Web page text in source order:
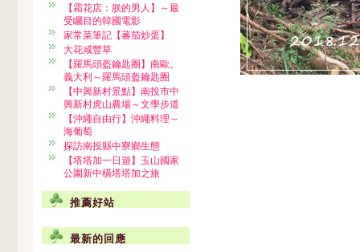
【霜花店：朕的男人】～最
受矚目的韓國電影
家常菜筆記【蕃茄炒蛋】
大花咸豐草
【羅馬頭盔鑰匙圈】南歐。
義大利～羅馬頭盔鑰匙圈
【中興新村景點】南投市中
興新村虎山農場～文學步道
【沖繩自由行】沖繩料理～
海葡萄
探訪南投縣中寮鄉生態
【塔塔加一日遊】玉山國家
公園新中橫塔塔加之旅
推薦好站
最新的回應